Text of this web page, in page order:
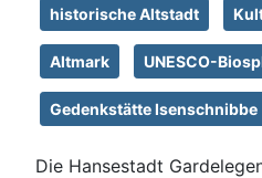
historische Altstadt
Altmark UNESCO-
Gedenkstätte Isenschnibbe
Die Hansestadt